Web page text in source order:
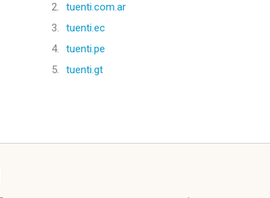
2.
tuenti.com.ar
3.
tuenti.ec
4.
tuenti.pe
5.
tuenti.gt